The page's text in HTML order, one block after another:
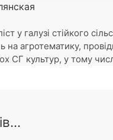
у галузі стійкого
на агротематику,
СГ культур, у тому